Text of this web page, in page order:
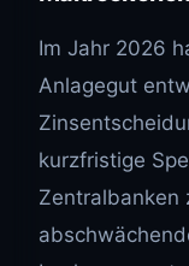
Im Jahr 2026
Anlagegut
kurzfristige
Zentralbanken